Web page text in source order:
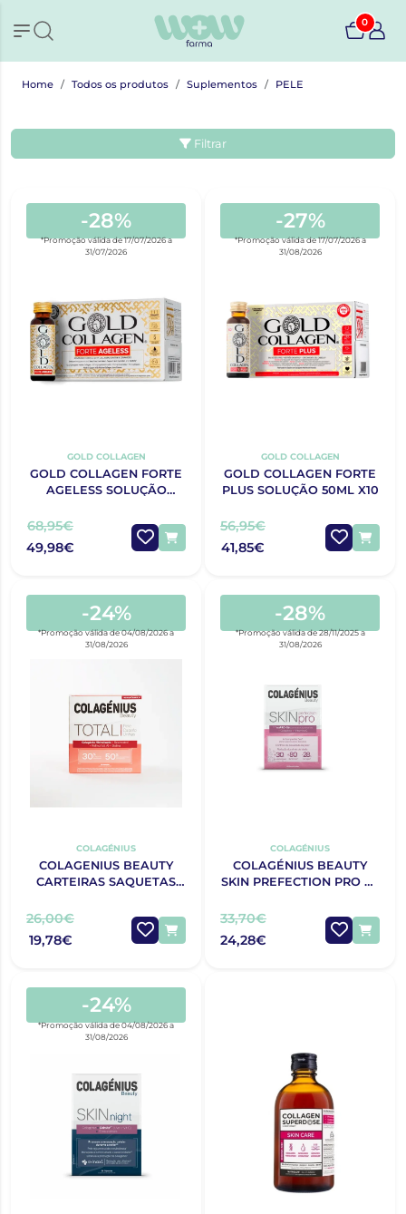
0
Home Todos os produtos Suplementos PELE
Filtrar
-28%
*Promoção válida de 17/07/2026 a
31/07/2026
GOLD COLLAGEN
GOLD COLLAGEN FORTE
AGELESS SOLUÇÃO
68,95€
49,98€
-27%
*Promoção válida de 17/07/2026 a
31/08/2026
GOLD COLLAGEN
GOLD COLLAGEN FORTE
PLUS SOLUÇÃO 50ML X10
56,95€
41,85€
-24%
*Promoção válida de 04/08/2026 a
31/08/2026
COLAGÉNIUS
COLAGENIUS BEAUTY
CARTEIRAS SAQUETAS
26,00€
19,78€
-28%
*Promoção válida de 28/11/2025 a
31/08/2026
COLAGÉNIUS
COLAGÉNIUS BEAUTY
SKIN PREFECTION PRO 60
33,70€
24,28€
-24%
*Promoção válida de 04/08/2026 a
31/08/2026